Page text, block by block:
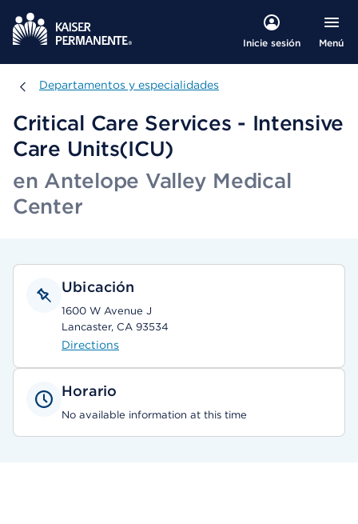
Inicie sesión Menú
Departamentos y especialidades
Departamentos y especialidades
Critical Care Services - Intensive
Care Units(ICU)
en Antelope Valley Medical
Center
Ubicación
1600 W Avenue J
Lancaster, CA 93534
Directions
Horario
No available information at this time